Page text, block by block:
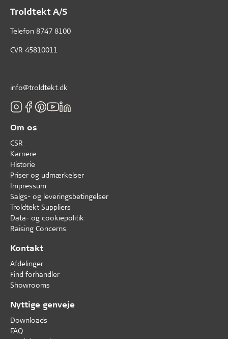
Troldtekt A/S
Telefon 8747 8100
CVR 45810011
info@troldtekt.dk
Om os
CSR
Karriere
Historie
Priser og udmærkelser
Impressum
Salgs- og leveringsbetingelser
Troldtekt Suppliers
Data- og cookiepolitik
Raising Concerns
Kontakt
Afdelinger
Find forhandler
Showrooms
Nyttige genveje
Downloads
FAQ